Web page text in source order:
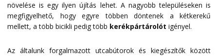
növelése is egy ilyen újítás lehet. A nagyobb településeken is
megfigyelhető, hogy egyre többen döntenek a kétkerekű
mellett, a több bicikli pedig több kerékpártárolót igényel.
Az általunk forgalmazott utcabútorok és kiegészítők között